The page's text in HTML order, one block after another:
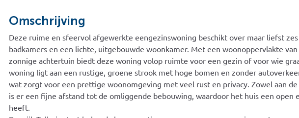
Omschrijving
Deze ruime en sfeervol afgewerkte eengezinswoning beschikt over maar liefst
badkamers en een lichte, uitgebouwde woonkamer. Met een woonoppervlakte van
zonnige achtertuin biedt deze woning volop ruimte voor een gezin of voor wie
woning ligt aan een rustige, groene strook met hoge bomen en zonder
wat zorgt voor een prettige woonomgeving met veel rust en privacy. Zowel aan de
is er een fijne afstand tot de omliggende bebouwing, waardoor het huis een open
heeft.